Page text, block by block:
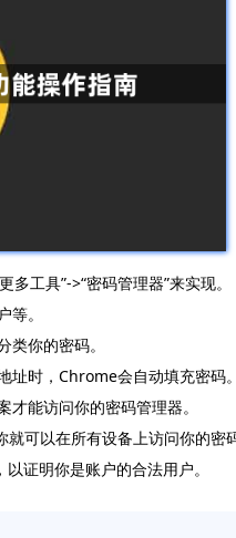
工具”->“密码管理器”来实现。
。
你的密码。
时，Chrome会自动填充密码。
能访问你的密码管理器。
可以在所有设备上访问你的密码
证明你是账户的合法用户。